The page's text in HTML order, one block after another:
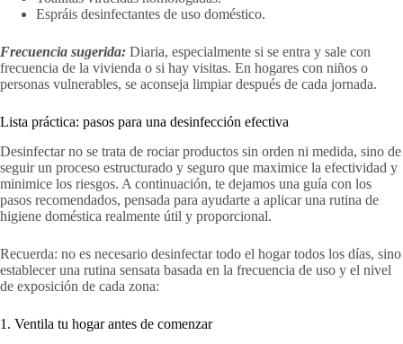
Espráis desinfectantes de uso doméstico.
Frecuencia sugerida: Diaria, especialmente si se entra y sale con
frecuencia de la vivienda o si hay visitas. En hogares con niños o
personas vulnerables, se aconseja limpiar después de cada jornada.
Lista práctica: pasos para una desinfección efectiva
Desinfectar no se trata de rociar productos sin orden ni medida, sino de
seguir un proceso estructurado y seguro que maximice la efectividad y
minimice los riesgos. A continuación, te dejamos una guía con los
pasos recomendados, pensada para ayudarte a aplicar una rutina de
higiene doméstica realmente útil y proporcional.
Recuerda: no es necesario desinfectar todo el hogar todos los días, sino
establecer una rutina sensata basada en la frecuencia de uso y el nivel
de exposición de cada zona:
1. Ventila tu hogar antes de comenzar